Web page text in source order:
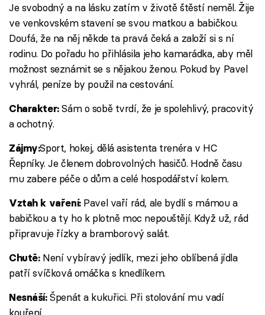
Je svobodný a na lásku zatím v životě štěstí neměl. Žije
ve venkovském stavení se svou matkou a babičkou.
Doufá, že na něj někde ta pravá čeká a založí si s ní
rodinu. Do pořadu ho přihlásila jeho kamarádka, aby měl
možnost seznámit se s nějakou ženou. Pokud by Pavel
vyhrál, peníze by použil na cestování.
Charakter:Sám o sobě tvrdí, že je spolehlivý, pracovitý
a ochotný.
Zájmy: ​​​​​​​Sport, hokej, dělá asistenta trenéra v HC
Řepníky. Je členem dobrovolných hasičů. Hodně času
mu zabere péče o dům a celé hospodářství kolem.
Vztah k vaření: Pavel vaří rád, ale bydlí s mámou a
babičkou a ty ho k plotně moc nepouštějí. Když už, rád
připravuje řízky a bramborový salát.
Chutě: Není vybíravý jedlík, mezi jeho oblíbená jídla
patří svíčková omáčka s knedlíkem.
Nesnáší:Špenát a kukuřici. Při stolování mu vadí
kouření.